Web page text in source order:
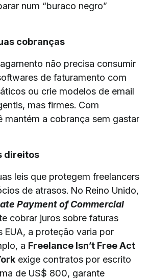
num “buraco negro”
cobranças
não precisa consumir
de faturamento com
ou crie modelos de email
mas firmes. Com
mantém a cobrança sem gastar
direitos
leis que protegem freelancers
de atrasos. No Reino Unido,
Payment of Commercial
cobrar juros sobre faturas
EUA, a proteção varia por
a Freelance Isn’t Free Act
exige contratos por escrito
de US$ 800, garante